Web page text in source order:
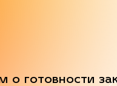
готовности